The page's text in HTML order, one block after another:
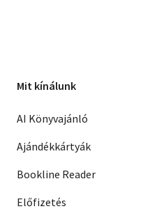
Mit kínálunk
AI Könyvajánló
Ajándékkártyák
Bookline Reader
Előfizetés